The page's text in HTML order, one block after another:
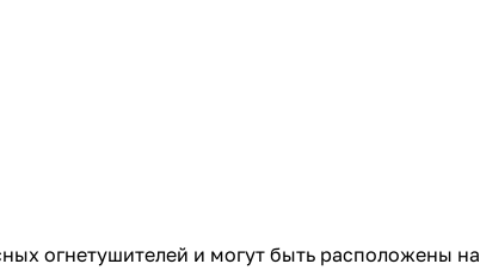
огнетушителей и могут быть расположены на